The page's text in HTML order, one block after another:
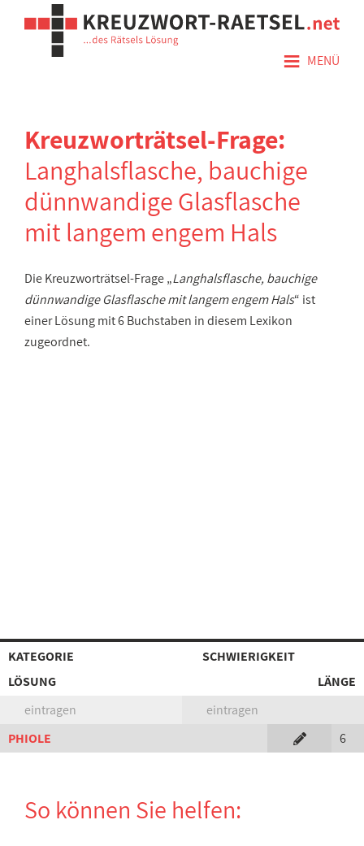
≡ MENÜ
Kreuzworträtsel-Frage:
Langhalsflasche, bauchige
dünnwandige Glasflasche
mit langem engem Hals
Die Kreuzworträtsel-Frage „Langhalsflasche, bauchige
dünnwandige Glasflasche mit langem engem Hals“ ist
einer Lösung mit 6 Buchstaben in diesem Lexikon
zugeordnet.
KATEGORIE
SCHWIERIGKEIT
LÖSUNG
LÄNGE
eintragen
eintragen
PHIOLE
6
So können Sie helfen: